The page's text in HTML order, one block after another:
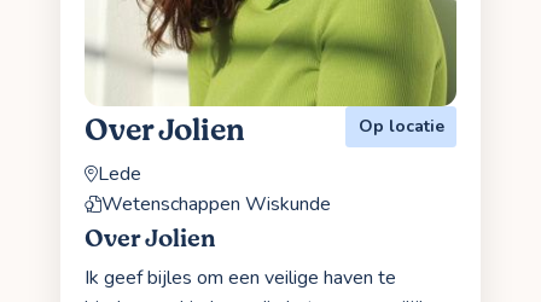
Over Jolien Op locatie
Lede
Wetenschappen Wiskunde
Over Jolien
Ik geef bijles om een veilige haven te